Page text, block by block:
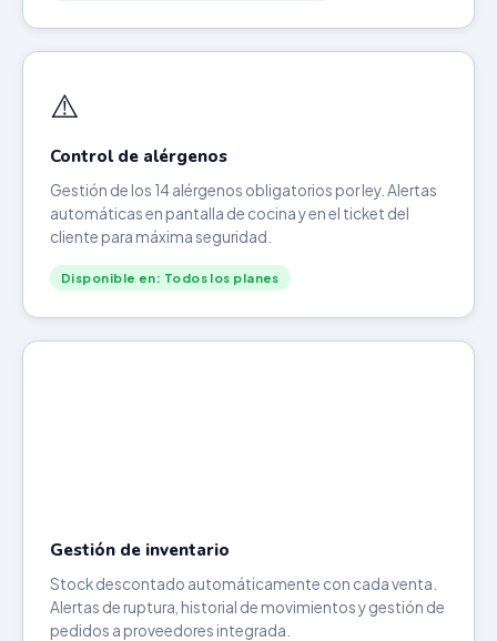
⚠️
Control de alérgenos
Gestión de los 14 alérgenos obligatorios por ley. Alertas
automáticas en pantalla de cocina y en el ticket del
cliente para máxima seguridad.
Disponible en: Todos los planes
Gestión de inventario
Stock descontado automáticamente con cada venta.
Alertas de ruptura, historial de movimientos y gestión de
pedidos a proveedores integrada.